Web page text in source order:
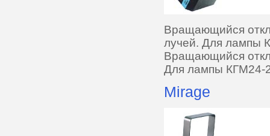
Вращающийся
лучей. Для лампы
Вращающийся
Для лампы КГМ24-
Mirage